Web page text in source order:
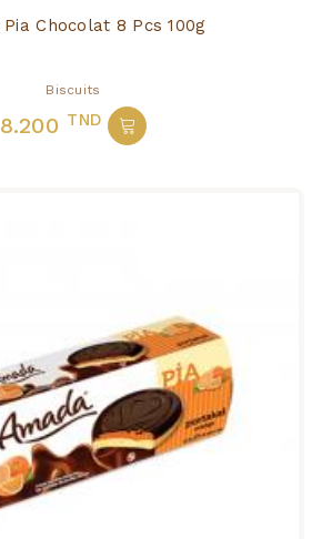
Amada Pia Chocolat 8 Pcs 100g
Biscuits
8.200 TND